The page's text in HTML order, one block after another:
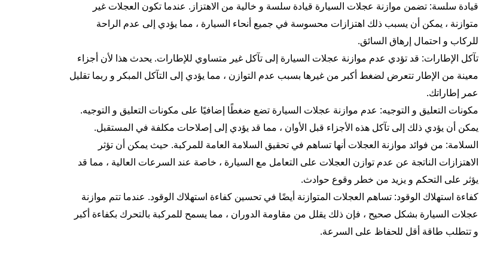
قيادة سلسة: تضمن موازنة عجلات السيارة قيادة سلسة و خالية من الاهتزاز. عندما تكون العجلات غير
متوازنة ، يمكن أن يسبب ذلك اهتزازات محسوسة في جميع أنحاء السيارة ، مما يؤدي إلى عدم الراحة
للركاب و احتمال إرهاق السائق.
تآكل الإطارات: قد تؤدي عدم موازنة عجلات السيارة إلى تآكل غير متساوي للإطارات. يحدث هذا لأن أجزاء
معينة من الإطار تتعرض لضغط أكبر من غيرها بسبب عدم التوازن ، مما يؤدي إلى التآكل المبكر و ربما تقليل
عمر إطاراتك.
مكونات التعليق و التوجيه: عدم موازنة عجلات السيارة تضع ضغطًا إضافيًا على مكونات التعليق و التوجيه.
يمكن أن يؤدي ذلك إلى تآكل هذه الأجزاء قبل الأوان ، مما قد يؤدي إلى إصلاحات مكلفة في المستقبل.
السلامة: من فوائد موازنة العجلات أنها تساهم في تحقيق السلامة العامة للمركبة. حيث يمكن أن تؤثر
الاهتزازات الناتجة عن عدم توازن العجلات على التعامل مع السيارة ، خاصة عند السرعات العالية ، مما قد
يؤثر على التحكم و يزيد من خطر وقوع حوادث.
كفاءة استهلاك الوقود: تساهم العجلات المتوازنة أيضًا في تحسين كفاءة استهلاك الوقود. عندما تتم موازنة
عجلات السيارة بشكل صحيح ، فإن ذلك يقلل من مقاومة الدوران ، مما يسمح للمركبة بالتحرك بكفاءة أكبر
و تتطلب طاقة أقل للحفاظ على السرعة.